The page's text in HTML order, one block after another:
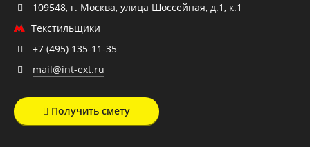
109548, г. Москва, улица Шоссейная, д.1, к.1
Текстильщики
+7 (495) 135-11-35
mail@int-ext.ru
Получить смету